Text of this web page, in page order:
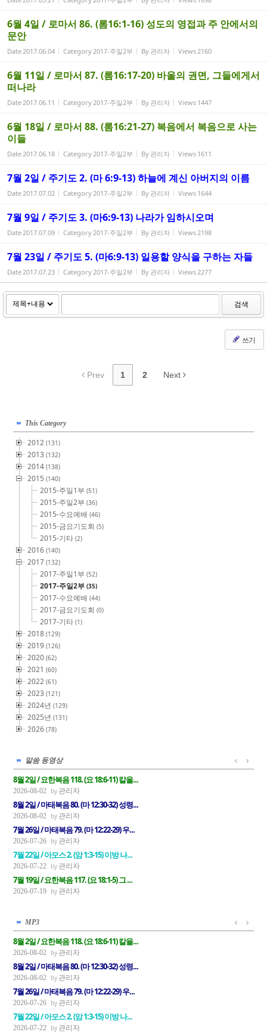
6월 4일 / 로마서 86. (롬16:1-16) 성도의 영접과 주 안에서의
문안
Date2017.06.04 Category2017-주일2부 By 관리자 Views2160
6월 11일 / 로마서 87. (롬16:17-20) 바울의 권면, 그들에게서
떠나라
Date2017.06.11 Category2017-주일2부 By 관리자 Views 1447
6월 18일 / 로마서 88. (롬16:21-27) 복음에서 복음으로 사는
이들
Date2017.06.18 Category2017-주일2부 By 관리자 Views 1611
7월 2일 / 주기도 2. (마 6:9-13) 하늘에 계신 아버지의 이름
Date2017.07.02 Category2017-주일2부 By 관리자 Views 1644
7월 9일 / 주기도 3. (마6:9-13) 나라가 임하시오며
Date2017.07.09 Category2017-주일2부 By 관리자 Views2198
7월 23일 / 주기도 5. (마6:9-13) 일용할 양식을 구하는 자들
Date2017.07.23 Category2017-주일2부 By 관리자 Views2277
검색
쓰기
Prev 1 2 Next
This Category
2012(131)
2013(132)
2014(138)
2015(140)
2015-주일1부(51)
2015-주일2부(36)
2015-수요예배(46)
2015-금요기도회(5)
2015-기타(2)
2016(140)
2017(132)
2017-주일1부(52)
2017-주일2부(35)
2017-수요예배(44)
2017-금요기도회(0)
2017-기타(1)
2018(129)
2019(126)
2020(62)
2021(60)
2022(61)
2023(121)
2024년(129)
2025년(131)
2026(78)
말씀 동영상
8월 2일 / 요한복음 118. (요 18:6-11) 칼을...
2026-08-02 관리자
8월 2일 / 마태복음 80. (마 12:30-32) 성령...
2026-08-02 관리자
7월 26일 / 마태복음 79. (마 12:22-29) 우...
2026-07-26 관리자
7월 22일 / 아모스 2. (암 1:3-15) 이방 나...
2026-07-22 관리자
7월 19일 / 요한복음 117. (요 18:1-5) 그 ...
2026-07-19 관리자
MP3
8월 2일 / 요한복음 118. (요 18:6-11) 칼을...
2026-08-02 관리자
8월 2일 / 마태복음 80. (마 12:30-32) 성령...
2026-08-02 관리자
7월 26일 / 마태복음 79. (마 12:22-29) 우...
2026-07-26 관리자
7월 22일 / 아모스 2. (암 1:3-15) 이방 나...
2026-07-22 관리자